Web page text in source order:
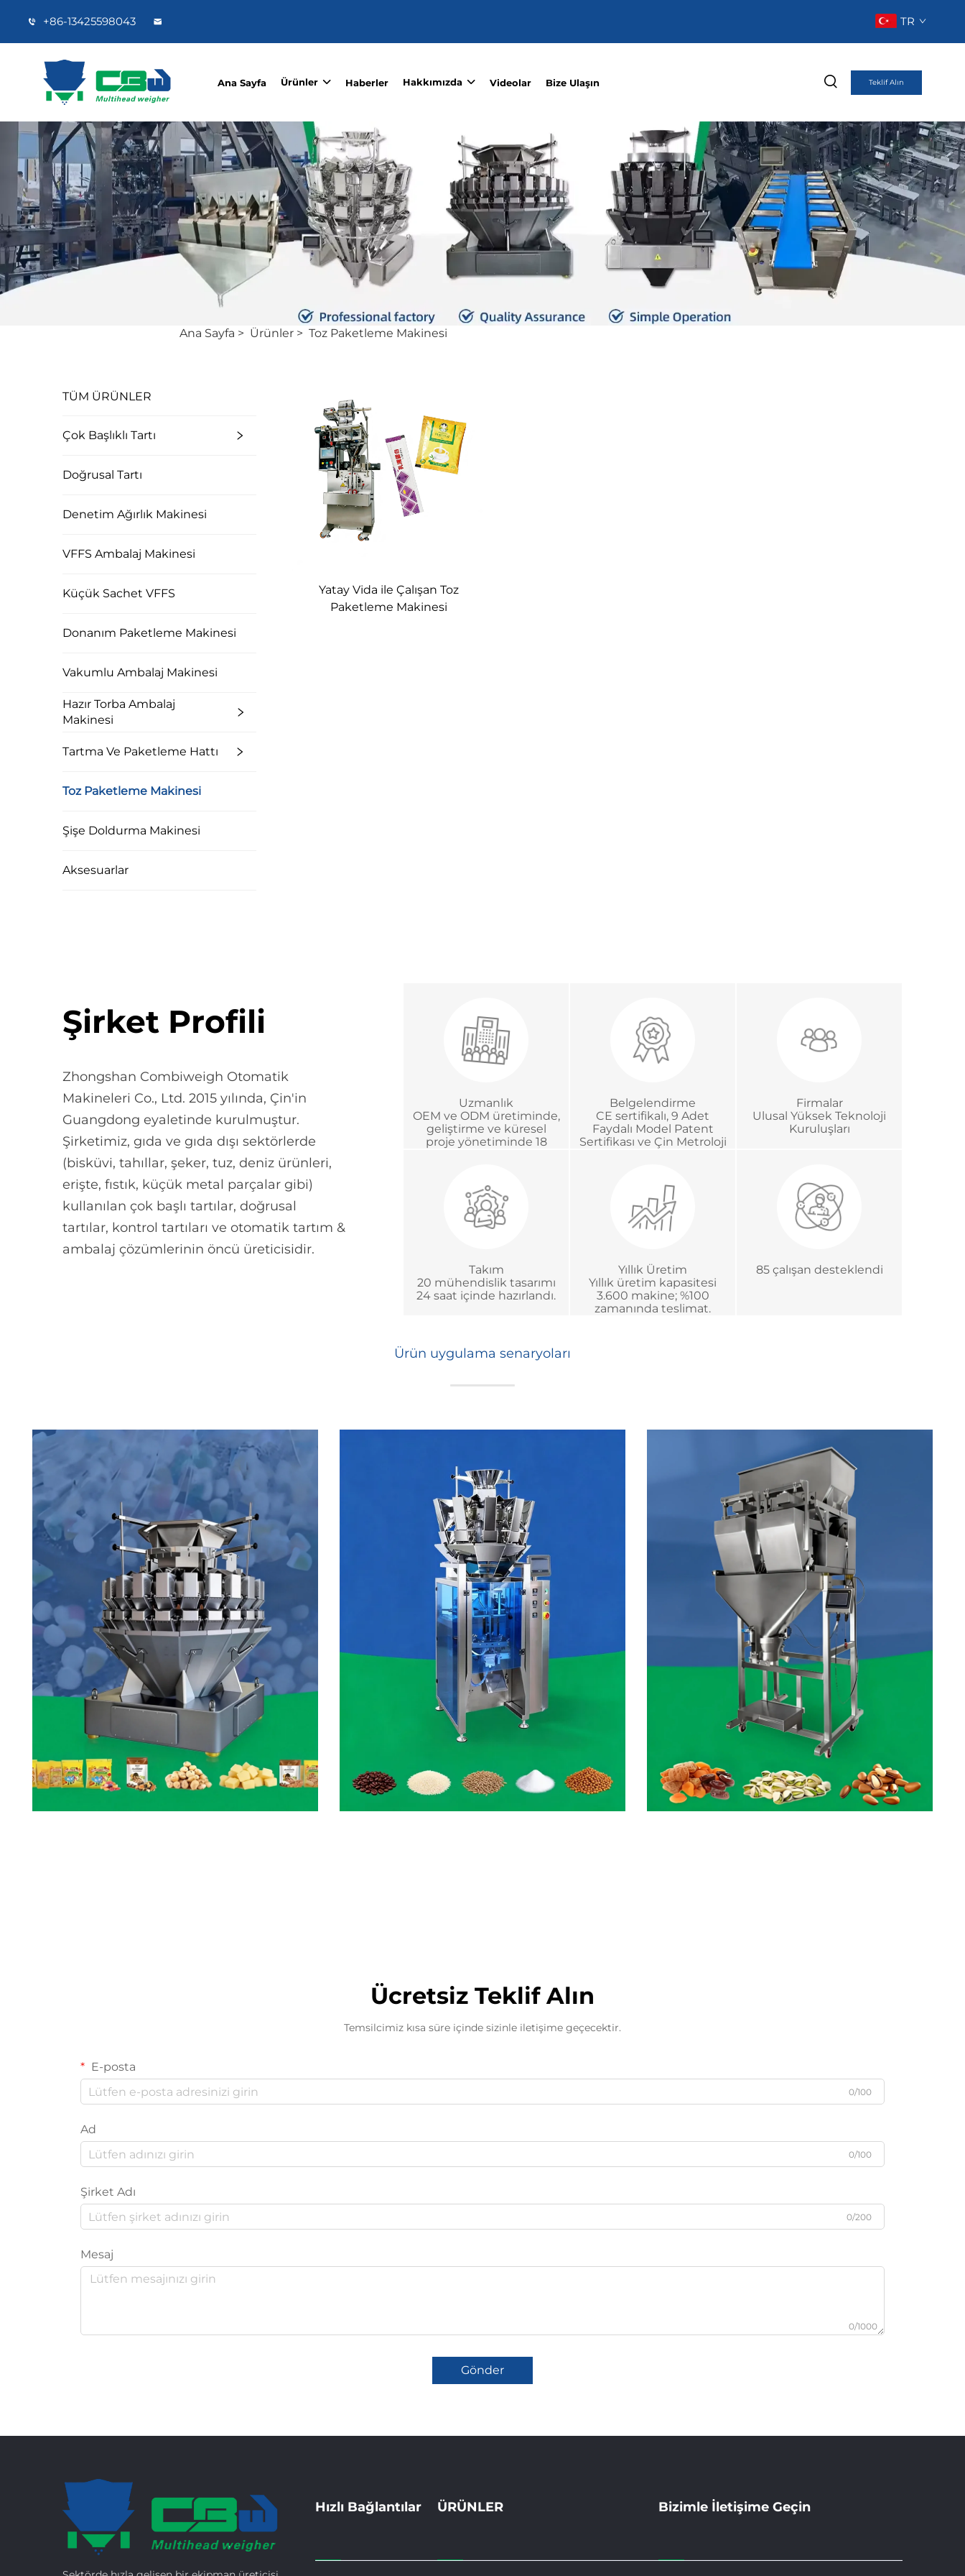
+86-13425598043 TR
Ana Sayfa Ürünler Haberler Hakkımızda Videolar Bize Ulaşın Teklif Alın
Ana Sayfa > Ürünler > Toz Paketleme Makinesi
TÜM ÜRÜNLER
Çok Başlıklı Tartı
Doğrusal Tartı
Denetim Ağırlık Makinesi
VFFS Ambalaj Makinesi
Küçük Sachet VFFS
Donanım Paketleme Makinesi
Vakumlu Ambalaj Makinesi
Hazır Torba Ambalaj
Makinesi
Tartma Ve Paketleme Hattı
Toz Paketleme Makinesi
Şişe Doldurma Makinesi
Aksesuarlar
Yatay Vida ile Çalışan Toz
Paketleme Makinesi
Şirket Profili
Zhongshan Combiweigh Otomatik
Makineleri Co., Ltd. 2015 yılında, Çin'in
Guangdong eyaletinde kurulmuştur.
Şirketimiz, gıda ve gıda dışı sektörlerde
(bisküvi, tahıllar, şeker, tuz, deniz ürünleri,
erişte, fıstık, küçük metal parçalar gibi)
kullanılan çok başlı tartılar, doğrusal
tartılar, kontrol tartıları ve otomatik tartım &
ambalaj çözümlerinin öncü üreticisidir.
Uzmanlık
OEM ve ODM üretiminde,
geliştirme ve küresel
proje yönetiminde 18
Belgelendirme
CE sertifikalı, 9 Adet
Faydalı Model Patent
Sertifikası ve Çin Metroloji
Firmalar
Ulusal Yüksek Teknoloji
Kuruluşları
Takım
20 mühendislik tasarımı
24 saat içinde hazırlandı.
Yıllık Üretim
Yıllık üretim kapasitesi
3.600 makine; %100
zamanında teslimat.
85 çalışan desteklendi
Ürün uygulama senaryoları
Ücretsiz Teklif Alın
Temsilcimiz kısa süre içinde sizinle iletişime geçecektir.
E-posta
0/100
Ad
0/100
Şirket Adı
0/200
Mesaj
0/1000
Gönder
Hızlı Bağlantılar ÜRÜNLER Bizimle İletişime Geçin